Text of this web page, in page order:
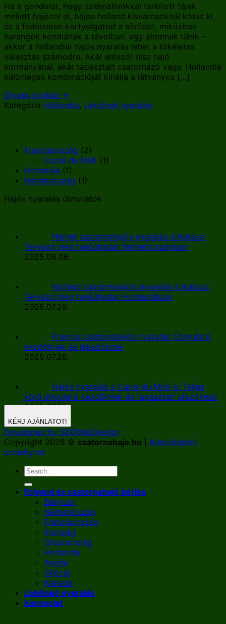
Ha a gondolat, hogy szélmalmokkal tarkított tájak
mellett hajózol el, bájos holland kisvárosoknál kötsz ki,
és a fedélzeten kortyolgatod a sörödet, miközben
harangok kondulnak a távolban, egy álomnak tűnik –
akkor a hollandiai hajós nyaralás lehet a tökéletes
választás számodra. Akár először ülsz hajó
kormányánál, akár tapasztalt csatornázó vagy, Hollandia
különleges kombinációját kínálja a látványos […]
Olvass tovább →
Kategória Hollandia, Lakóhajó nyaralás
Franciaország (2)
Canal du Midi (1)
Hollandia (1)
Németország (1)
Hajós nyaralás útmutatók
Német csatornahajós nyaralás útikalauz:
Tervezd meg hajóútjadat Németországban
2025.08.06.
Holland csatornahajós nyaralás útikalauz:
Tervezd meg hajóútjadat Hollandiában
2025.07.29.
Francia csatornahajós nyaralás: Útmutató
kezdőknek és haladóknak
2025.07.28.
Hajós nyaralás a Canal du Midi-n: Teljes
körű útmutató kezdőknek és tapasztalt utazóknak
2025.07.25.
KÉRJ AJÁNLATOT!
Developed by SEOWebDesign
Copyright 2026 © csatornahajo.hu
Adatvédelmi
szabályzat
Folyami és csatornahajó bérlés
Belgium
Németország
Franciaország
Írország
Olaszország
Hollandia
Anglia
Skócia
Kanada
Lakóhajó nyaralás
Kapcsolat